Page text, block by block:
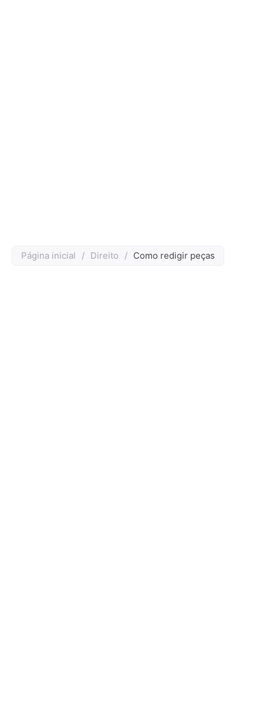
Página inicial / Direito / Como redigir peças